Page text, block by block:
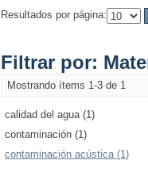
Resultados por página:
Filtrar por:
Mostrando ítems 1-3 de 1
calidad del agua (1)
contaminación (1)
contaminación acústica (1)